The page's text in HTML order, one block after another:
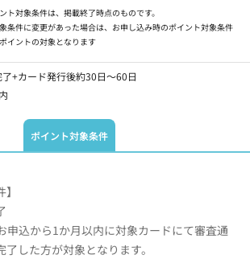
ト対象条件は、掲載終了時点のものです。
条件に変更があった場合は、お申し込み時のポイント対象条件
イントの対象となります
+カード発行後約30日～60日
ポイント対象条件
申込から1か月以内に対象カードにて審査通
した方が対象となります。